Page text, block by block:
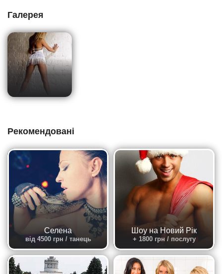
Галерея
Рекомендовані
Селена
від 4500 грн / танець
Шоу на Новий Рік
+ 1800 грн / послугу